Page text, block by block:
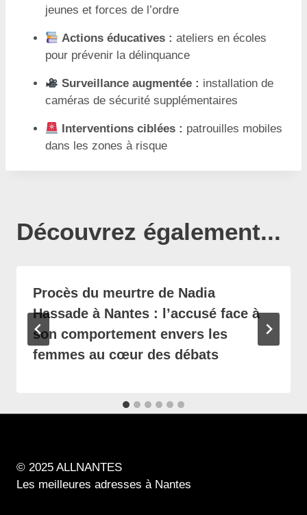
jeunes et forces de l’ordre
Actions éducatives : ateliers en écoles
pour prévenir la délinquance
Surveillance augmentée : installation de
caméras de sécurité supplémentaires
Interventions ciblées : patrouilles mobiles
dans les zones à risque
Découvrez également...
Procès du meurtre de Nadia
Hassade à Nantes : l’accusé face à
son comportement envers les
femmes au cœur des débats
© 2025 ALLNANTES
Les meilleures adresses à Nantes